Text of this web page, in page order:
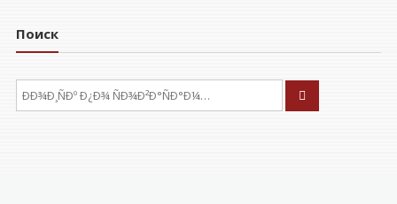
Поиск
ÐÑÐºÐ°ÑÑ: